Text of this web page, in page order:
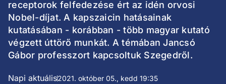
receptorok felfedezése ért az idén orvosi
Nobel-díjat. A kapszaicin hatásainak
kutatásában - korábban - több magyar kutató
végzett úttörő munkát. A témában Jancsó
Gábor professzort kapcsoltuk Szegedről.
Napi aktuális2021. október 05., kedd 19:35